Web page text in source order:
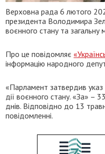
Верховна рада 6 лютого
президента Володимира
воєнного стану та загальну
Про це повідомляє
інформацію народного
«Парламент затвердив
дії воєнного стану. «За» –
днів. Відповідно до 13
повідомленні.